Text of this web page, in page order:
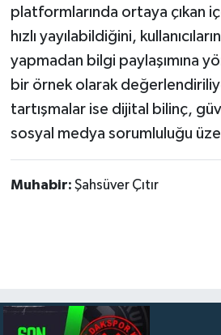
platformlarında ortaya çıkan
hızlı yayılabildiğini,
yapmadan bilgi paylaşımına
bir örnek olarak
tartışmalar ise dijital bilinç,
sosyal medya sorumluluğu
Muhabir: Şahsüver Çıtır